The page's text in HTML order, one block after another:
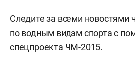
Следите за всеми новостями
по водным видам спорта с
спецпроекта ЧМ-2015.